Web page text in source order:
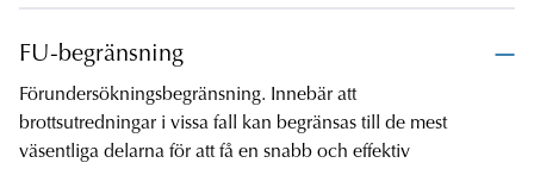
FU-begränsning
Förundersökningsbegränsning. Innebär att
brottsutredningar i vissa fall kan begränsas till de mest
väsentliga delarna för att få en snabb och effektiv